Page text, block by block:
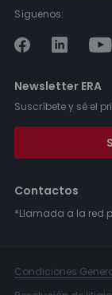
Síguenos:
Newsletter ERA
Suscríbete y sé el
Contactos
*Llamada a la red
Condiciones